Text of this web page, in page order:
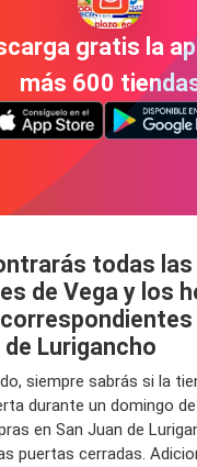
gratis la
más 600
todas las
de Vega y los
Lurigancho
siempre sabrás si la
durante un domingo
en San Juan de
puertas cerradas.